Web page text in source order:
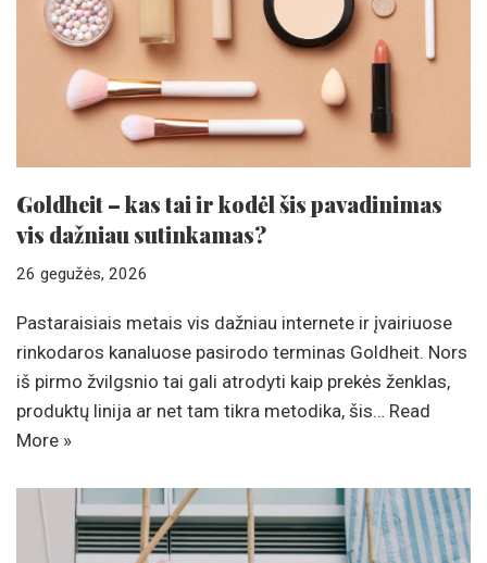
Goldheit – kas tai ir kodėl šis pavadinimas
vis dažniau sutinkamas?
26 gegužės, 2026
Pastaraisiais metais vis dažniau internete ir įvairiuose
rinkodaros kanaluose pasirodo terminas Goldheit. Nors
iš pirmo žvilgsnio tai gali atrodyti kaip prekės ženklas,
produktų linija ar net tam tikra metodika, šis… Read
More »